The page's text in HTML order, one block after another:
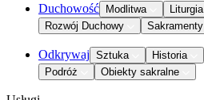
Duchowość Modlitwa Liturgia
Rozwój Duchowy
Sakramenty
Odkrywaj Sztuka Historia
Podróż
Obiekty sakralne